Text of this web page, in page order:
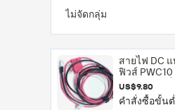
ไม่จัดกลุ่ม
สายไฟ DC
ฟิวส์ PWC10
สำหรับวิทยุสื่
เคลื่อนที่
MD780
US$9.80
คำสั่งซื้อขั้นต่